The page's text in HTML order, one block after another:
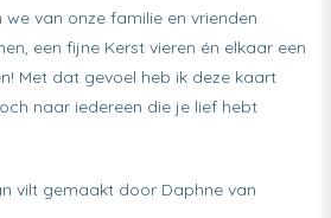
we van onze familie en vrienden
een fijne Kerst vieren én elkaar een
Met dat gevoel heb ik deze kaart
naar iedereen die je lief hebt
vilt gemaakt door Daphne van